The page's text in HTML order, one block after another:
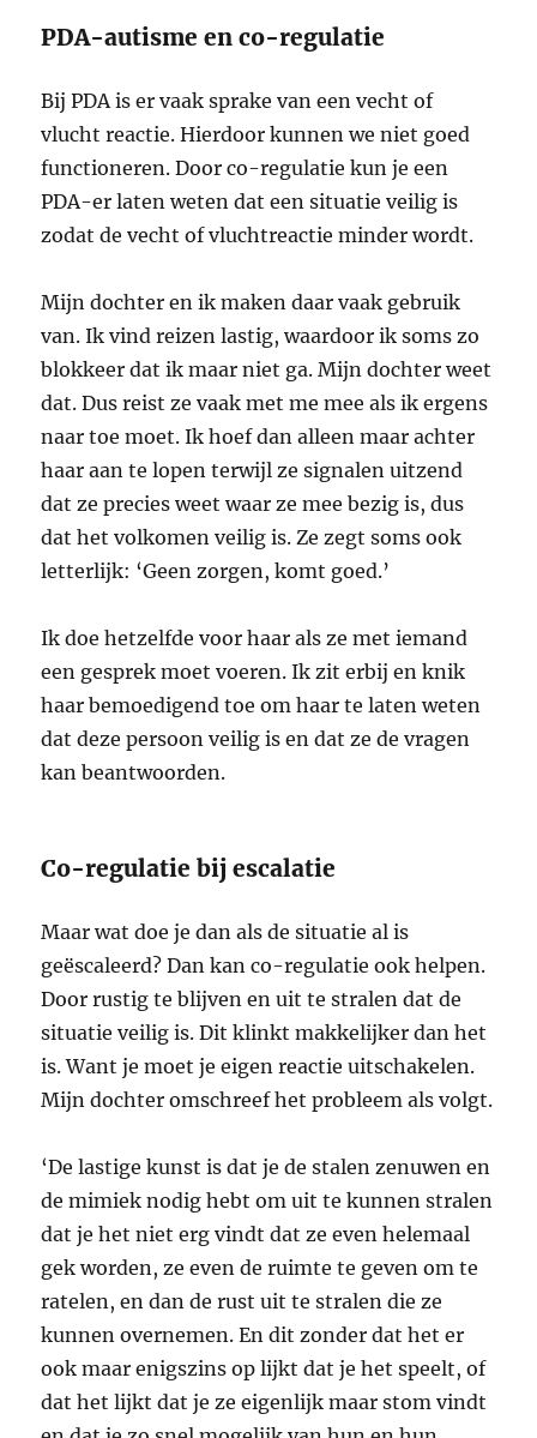
PDA-autisme en co-regulatie
Bij PDA is er vaak sprake van een vecht of
vlucht reactie. Hierdoor kunnen we niet goed
functioneren. Door co-regulatie kun je een
PDA-er laten weten dat een situatie veilig is
zodat de vecht of vluchtreactie minder wordt.
Mijn dochter en ik maken daar vaak gebruik
van. Ik vind reizen lastig, waardoor ik soms zo
blokkeer dat ik maar niet ga. Mijn dochter weet
dat. Dus reist ze vaak met me mee als ik ergens
naar toe moet. Ik hoef dan alleen maar achter
haar aan te lopen terwijl ze signalen uitzend
dat ze precies weet waar ze mee bezig is, dus
dat het volkomen veilig is. Ze zegt soms ook
letterlijk: ‘Geen zorgen, komt goed.’
Ik doe hetzelfde voor haar als ze met iemand
een gesprek moet voeren. Ik zit erbij en knik
haar bemoedigend toe om haar te laten weten
dat deze persoon veilig is en dat ze de vragen
kan beantwoorden.
Co-regulatie bij escalatie
Maar wat doe je dan als de situatie al is
geëscaleerd? Dan kan co-regulatie ook helpen.
Door rustig te blijven en uit te stralen dat de
situatie veilig is. Dit klinkt makkelijker dan het
is. Want je moet je eigen reactie uitschakelen.
Mijn dochter omschreef het probleem als volgt.
‘De lastige kunst is dat je de stalen zenuwen en
de mimiek nodig hebt om uit te kunnen stralen
dat je het niet erg vindt dat ze even helemaal
gek worden, ze even de ruimte te geven om te
ratelen, en dan de rust uit te stralen die ze
kunnen overnemen. En dit zonder dat het er
ook maar enigszins op lijkt dat je het speelt, of
dat het lijkt dat je ze eigenlijk maar stom vindt